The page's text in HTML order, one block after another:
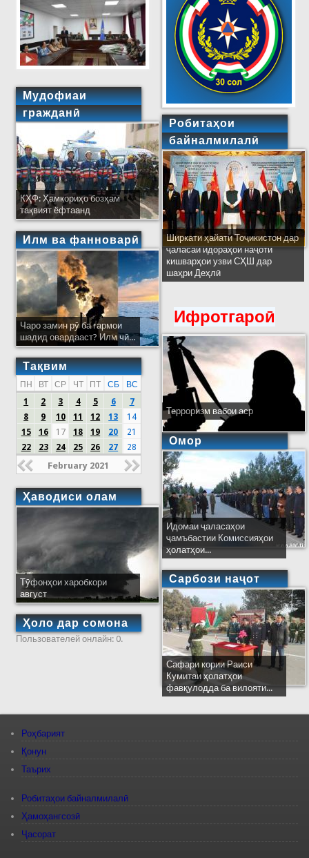
Мудофиаи
гражданӣ
КҲФ: Ҳамкориҳо бозҳам
тақвият ёфтаанд
Илм ва фанноварӣ
Чаро замин рӯ ба гармои
шадид овардааст? Илм чӣ...
Тақвим
ПН ВТ СР ЧТ ПТ СБ
ВС
1
2 3 4 5 6
7
8
9 10 11 12 13
14
15
16 17 18 19 20
21
22
23 24 25 26 27 28
February 2021
Ҳаводиси олам
Тӯфонҳои харобкори
август
Ҳоло дар сомона
Пользователей онлайн: 0.
Робитаҳои
байналмилалӣ
Ширкати ҳайати Тоҷикистон дар
ҷаласаи идораҳои наҷоти
кишварҳои узви СҲШ дар
шаҳри Деҳлӣ
Ифротгароӣ
Терроризм вабои аср
Омор
Идомаи ҷаласаҳои
ҷамъбастии Комиссияҳои
ҳолатҳои...
Сарбози наҷот
Сафари кории Раиси
Кумитаи ҳолатҳои
фавқулодда ба вилояти...
Роҳбарият
Қонун
Таърих
Робитаҳои байналмилалӣ
Ҳамоҳангсозӣ
Ҷасорат